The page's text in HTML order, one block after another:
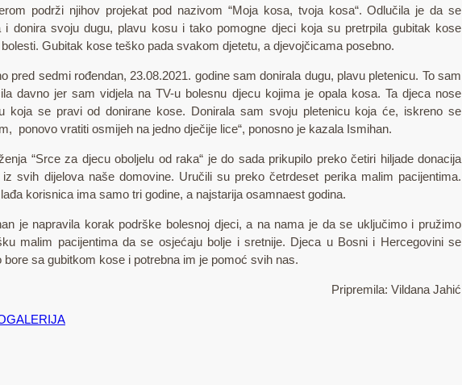
podrži njihov projekat pod nazivom “Moja kosa, tvoja kosa“. Odlučila je da se
i donira svoju dugu, plavu kosu i tako pomogne djeci koja su pretrpila gubitak kose
Gubitak kose teško pada svakom djetetu, a djevojčicama posebno.
pred sedmi rođendan, 23.08.2021. godine sam donirala dugu, plavu pletenicu. To sam
davno jer sam vidjela na TV-u bolesnu djecu kojima je opala kosa. Ta djeca nose
koja se pravi od donirane kose. Donirala sam svoju pletenicu koja će, iskreno se
ponovo vratiti osmijeh na jedno dječije lice“, ponosno je kazala Ismihan.
“Srce za djecu oboljelu od raka“ je do sada prikupilo preko četiri hiljade donacija
iz svih dijelova naše domovine. Uručili su preko četrdeset perika malim pacijentima.
korisnica ima samo tri godine, a najstarija osamnaest godina.
je napravila korak podrške bolesnoj djeci, a na nama je da se uključimo i pružimo
malim pacijentima da se osjećaju bolje i sretnije. Djeca u Bosni i Hercegovini se
bore sa gubitkom kose i potrebna im je pomoć svih nas.
Pripremila: Vildana Jahić